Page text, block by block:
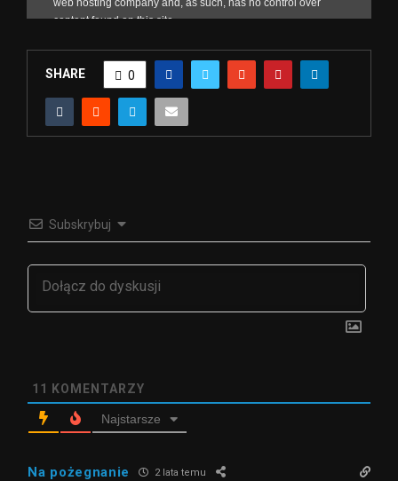
SHARE 0
Subskrybuj
11 KOMENTARZY
Najstarsze
Na pożegnanie 2 lata temu